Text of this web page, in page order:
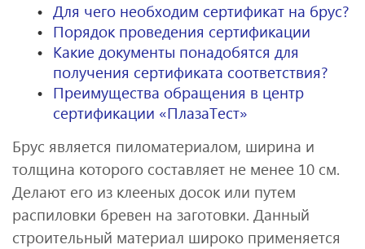
Для чего необходим сертификат на брус?
Порядок проведения сертификации
Какие документы понадобятся для
получения сертификата соответствия?
Преимущества обращения в центр
сертификации «ПлазаТест»
Брус является пиломатериалом, ширина и
толщина которого составляет не менее 10 см.
Делают его из клееных досок или путем
распиловки бревен на заготовки. Данный
строительный материал широко применяется